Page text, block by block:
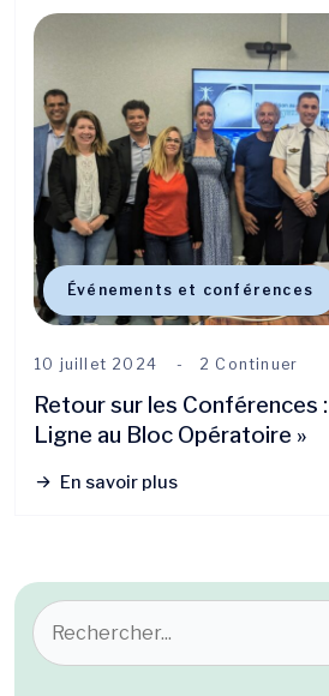
Événements et conférences
10 juillet 2024 2 Continuer
Retour sur les Conférences
Ligne au Bloc Opératoire »
En savoir plus